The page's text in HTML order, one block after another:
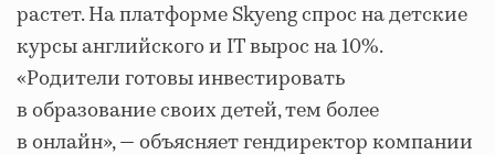
растет. На платформе Skyeng спрос на детские
курсы английского и IT вырос на 10%.
«Родители готовы инвестировать
в образование своих детей, тем более
в онлайн», — объясняет гендиректор компании